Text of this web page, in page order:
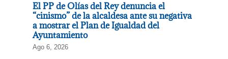
El PP de Olías del Rey denuncia el
“cinismo” de la alcaldesa ante su negativa
a mostrar el Plan de Igualdad del
Ayuntamiento
Ago 6, 2026